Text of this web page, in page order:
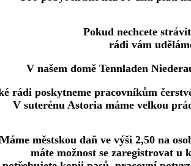
Pokud nechcete
rádi vám
V našem domě Tennladen
rádi poskytneme pracovníkům
V suterénu Astoria máme velkou
městskou daň ve výši 2,50 na
máte možnost se zaregistrovat